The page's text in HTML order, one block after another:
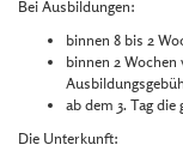
Bei Ausbildungen:
binnen 8 bis 2
binnen 2
ab dem 3. Tag
Die Unterkunft: